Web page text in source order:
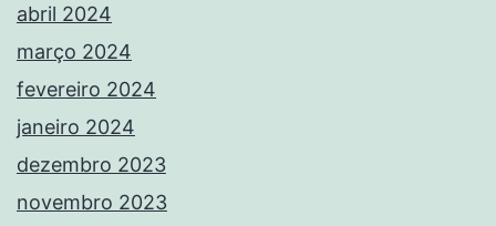
abril 2024
março 2024
fevereiro 2024
janeiro 2024
dezembro 2023
novembro 2023